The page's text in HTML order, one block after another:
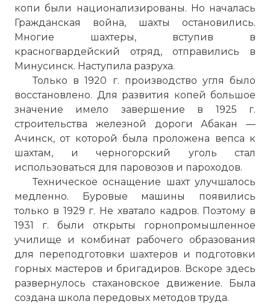
копи были национализированы. Но началась
Гражданская война, шахты остановились.
Многие шахтеры, вступив в
красногвардейский отряд, отправились в
Минусинск. Наступила разруха.
Только в 1920 г. производство угля было
восстановлено. Для развития копей большое
значение имело завершение в 1925 г.
строительства железной дорогиАбакан
—
Ачинск, от которой была проложена вепса к
шахтам, и черногорский уголь стал
использоваться для паровозов и пароходов.
Техническое оснащение шахтулучшалось
медленно. Буровые машины появились
только в 1929 г. Не хватало кадров. Поэтому в
1931 г. были открыты горнопромышленное
училище и комбинат рабочего образования
для переподготовки шахтеров и подготовки
горных мастеров и бригадиров. Вскоре здесь
развернулось стахановское движение. Была
создана школа передовых методов труда.